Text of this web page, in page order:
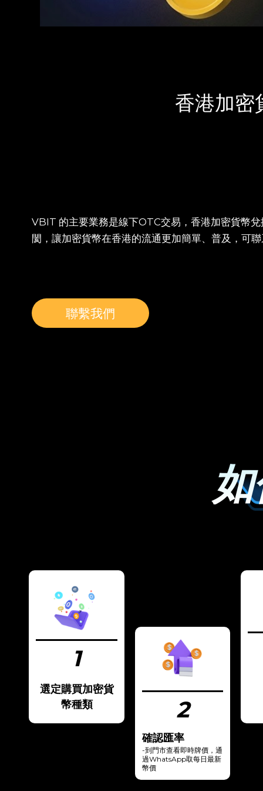
香港加密
VBIT 的主要業務是線下OTC交易，香港加密貨幣
閡，讓加密貨幣在香港的流通更加簡單、普及，可
聯繫我們
1
選定購買加密貨
幣種類
2
確認匯率
-到門市查看即時牌價，通
過WhatsApp取每日最新
幣價